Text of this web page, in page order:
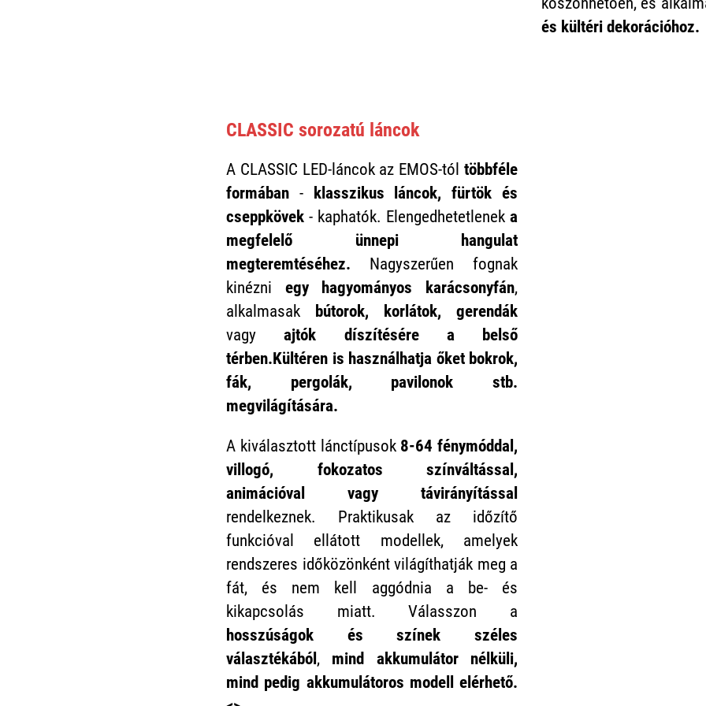
és kültéri dekorációhoz.
CLASSIC sorozatú láncok
A CLASSIC LED-láncok az EMOS-tól többféle
formában -
klasszikus láncok, fürtök és
cseppkövek - kaphatók. Elengedhetetlenek a
megfelelő ünnepi hangulat
megteremtéséhez. Nagyszerűen fognak
kinézni egy hagyományos karácsonyfán,
alkalmasak
bútorok, korlátok, gerendák
vagyajtók díszítésére a belső
térben.Kültéren is használhatja őket bokrok,
fák, pergolák, pavilonok stb.
megvilágítására.
A kiválasztott lánctípusok 8-64 fénymóddal,
villogó, fokozatos színváltással,
animációval vagy távirányítással
rendelkeznek. Praktikusak az időzítő
funkcióval ellátott modellek, amelyek
rendszeres időközönként világíthatják meg a
fát, és nem kell aggódnia a be- és
kikapcsolás miatt. Válasszon a
hosszúságok és színek széles
választékából , mind akkumulátor nélküli,
mind pedig akkumulátoros modell elérhető.